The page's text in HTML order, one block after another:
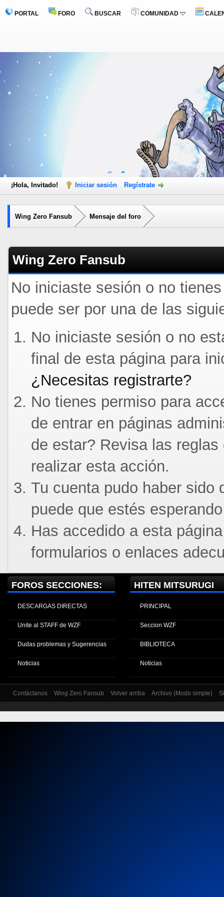
PORTAL FORO BUSCAR COMUNIDAD
¡Hola, Invitado! Iniciar sesión Regístrate
Wing Zero Fansub Mensaje del foro
Wing Zero Fansub
No iniciaste sesión o no
puede ser por una de las
No iniciaste sesión o no
final de esta página para
¿Necesitas registrarte?
No tienes permiso para
de entrar en páginas
de estar? Revisa las
realizar esta acción.
Tu cuenta pudo haber sido
puede que estés
Has accedido a esta
formularios o enlaces
FOROS SECCIONES:
DESCARGAS DIRECTAS
Unite al STAFF de WZF
Dudas problemas y Sugerencias
Noticias
HITEN MITSURUGI
PRINCIPAL
Seccion WZF
BIBLIOTECA
Noticias
Contáctanos Wing Zero Fansub Volver arriba Archivo (Modo simple)